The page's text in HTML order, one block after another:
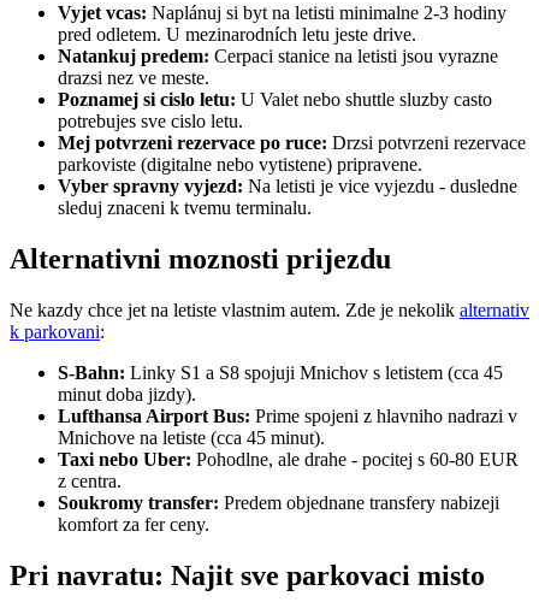
Vyjet vcas: Naplánuj si byt na letisti minimalne 2-3 hodiny
pred odletem. U mezinarodních letu jeste drive.
Natankuj predem: Cerpaci stanice na letisti jsou vyrazne
drazsi nez ve meste.
Poznamej si cislo letu: U Valet nebo shuttle sluzby casto
potrebujes sve cislo letu.
Mej potvrzeni rezervace po ruce: Drzsi potvrzeni rezervace
parkoviste (digitalne nebo vytistene) pripravene.
Vyber spravny vyjezd: Na letisti je vice vyjezdu - dusledne
sleduj znaceni k tvemu terminalu.
Alternativni moznosti prijezdu
Ne kazdy chce jet na letiste vlastnim autem. Zde je nekolik alternativ
k parkovani:
S-Bahn: Linky S1 a S8 spojuji Mnichov s letistem (cca 45
minut doba jizdy).
Lufthansa Airport Bus: Prime spojeni z hlavniho nadrazi v
Mnichove na letiste (cca 45 minut).
Taxi nebo Uber: Pohodlne, ale drahe - pocitej s 60-80 EUR
z centra.
Soukromy transfer: Predem objednane transfery nabizeji
komfort za fer ceny.
Pri navratu: Najit sve parkovaci misto